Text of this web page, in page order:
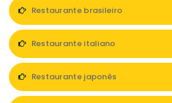
Restaurante brasileiro
Restaurante italiano
Restaurante japonês